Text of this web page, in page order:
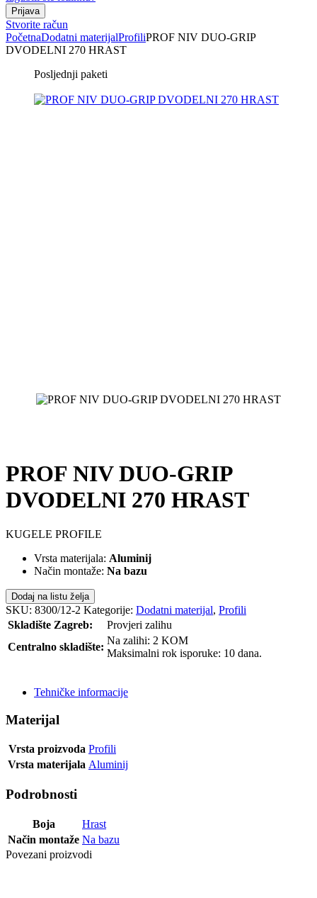
Stvorite račun
PočetnaDodatni materijalProfiliPROF NIV DUO-GRIP
DVODELNI 270 HRAST
Posljednji paketi
PROF NIV DUO-GRIP
DVODELNI 270 HRAST
KUGELE PROFILE
Vrsta materijala: Aluminij
Način montaže: Na bazu
Dodaj na listu želja
SKU: 8300/12-2 Kategorije: Dodatni materijal, Profili
Skladište Zagreb:
Provjeri zalihu
Centralno skladište:
Na zalihi: 2 KOM
Maksimalni rok isporuke: 10 dana.
Tehničke informacije
Materijal
Vrsta proizvoda Profili
Vrsta materijala Aluminij
Podrobnosti
Boja
Hrast
Način montaže Na bazu
Povezani proizvodi